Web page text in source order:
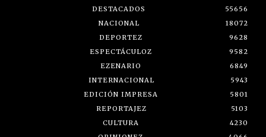
DESTACADOS
55656
NACIONAL
18072
DEPORTEZ
9628
ESPECTÁCULOZ
9582
EZENARIO
6849
INTERNACIONAL
5943
EDICIÓN IMPRESA
5801
REPORTAJEZ
5103
CULTURA
4230